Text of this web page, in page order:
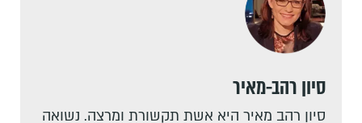
סיון רהב-מאיר
סיון רהב מאיר היא אשת תקשורת ומרצה. נשואה